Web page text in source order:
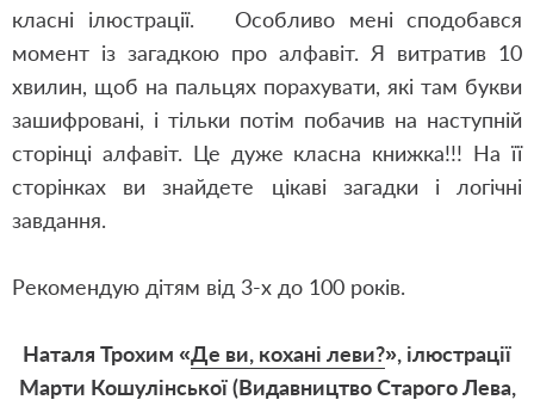
класні ілюстрації.
Особливо мені сподобався
момент із загадкою про алфавіт. Я витратив 10
хвилин, щоб на пальцях порахувати, які там букви
зашифровані, і тільки потім побачив на наступній
сторінці алфавіт. Це дуже класна книжка!!! На її
сторінках ви знайдете цікаві загадки і логічні
завдання.
Рекомендую дітям від 3-х до 100 років.
Наталя Трохим «Де ви, кохані леви?», ілюстрації
Марти Кошулінської (Видавництво Старого Лева,